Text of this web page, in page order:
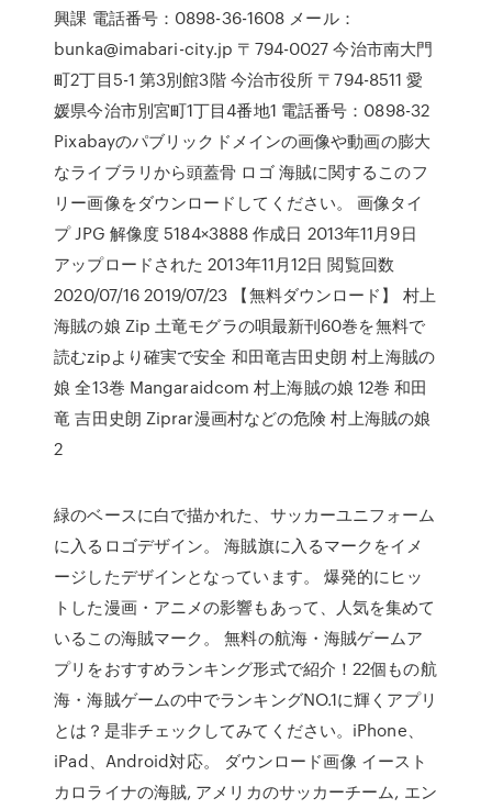
興課 電話番号：0898-36-1608 メール：
bunka@imabari-city.jp 〒794-0027 今治市南大門
町2丁目5-1 第3別館3階 今治市役所 〒794-8511 愛
媛県今治市別宮町1丁目4番地1 電話番号：0898-32
Pixabayのパブリックドメインの画像や動画の膨大
なライブラリから頭蓋骨 ロゴ 海賊に関するこのフ
リー画像をダウンロードしてください。 画像タイ
プ JPG 解像度 5184×3888 作成日 2013年11月9日
アップロードされた 2013年11月12日 閲覧回数
2020/07/16 2019/07/23 【無料ダウンロード】 村上
海賊の娘 Zip 土竜モグラの唄最新刊60巻を無料で
読むzipより確実で安全 和田竜吉田史朗 村上海賊の
娘 全13巻 Mangaraidcom 村上海賊の娘 12巻 和田
竜 吉田史朗 Ziprar漫画村などの危険 村上海賊の娘
2
緑のベースに白で描かれた、サッカーユニフォーム
に入るロゴデザイン。 海賊旗に入るマークをイメ
ージしたデザインとなっています。 爆発的にヒッ
トした漫画・アニメの影響もあって、人気を集めて
いるこの海賊マーク。 無料の航海・海賊ゲームア
プリをおすすめランキング形式で紹介！22個もの航
海・海賊ゲームの中でランキングNO.1に輝くアプリ
とは？是非チェックしてみてください。iPhone、
iPad、Android対応。 ダウンロード画像 イースト
カロライナの海賊, アメリカのサッカーチーム, エン